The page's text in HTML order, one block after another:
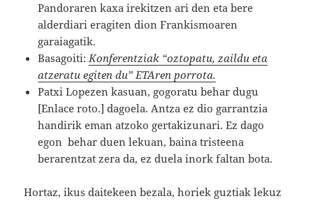
Pandoraren kaxa irekitzen ari den eta bere
alderdiari eragiten dion Frankismoaren
garaiagatik.
Basagoiti:Konferentziak “oztopatu, zaildu eta
atzeratu egiten du” ETAren porrota.
Patxi Lopezen kasuan, gogoratu behar dugu
[Enlace roto.] dagoela. Antza ez dio garrantzia
handirik eman atzoko gertakizunari. Ez dago
egon behar duen lekuan, baina tristeena
berarentzat zera da, ez duela inork faltan bota.
Hortaz, ikus daitekeen bezala, horiek guztiak lekuz